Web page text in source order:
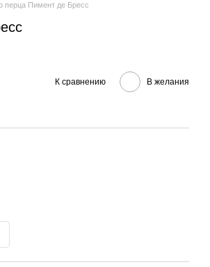
перца Пимент де Бресс
К сравнению В желания